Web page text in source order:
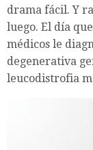
drama fácil. Y
luego. El día
médicos le
degenerativa
leucodistrofia